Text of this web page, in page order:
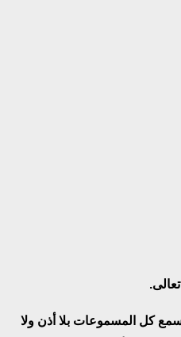
كل المسموعات بلا أذن ولا